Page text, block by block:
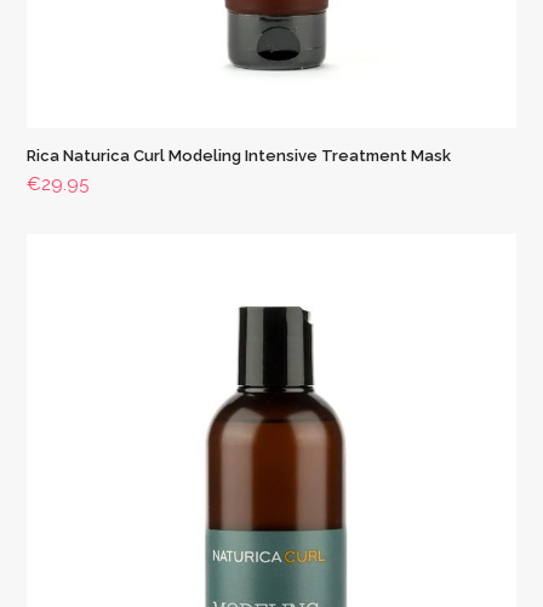
Rica Naturica Curl Modeling Intensive Treatment Mask
€29.95